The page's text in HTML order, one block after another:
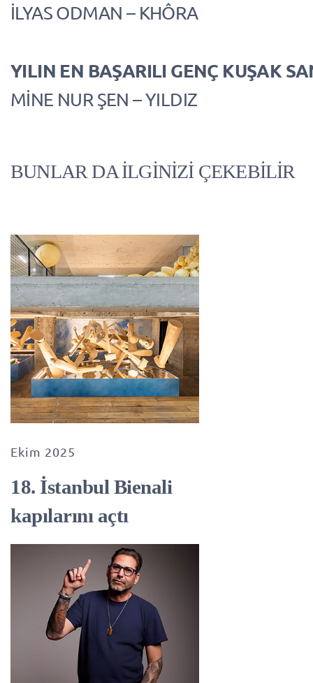
İLYAS ODMAN – KHÔRA
YILIN EN BAŞARILI GENÇ KUŞAK
MİNE NUR ŞEN – YILDIZ
BUNLAR DA İLGİNİZİ ÇEKEBİLİR
Ekim 2025
18. İstanbul Bienali
kapılarını açtı